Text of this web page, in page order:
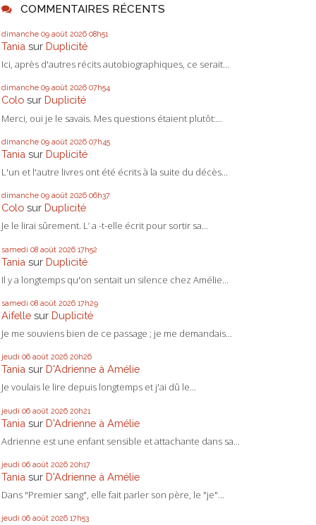
COMMENTAIRES RÉCENTS
dimanche 09 août 2026 08h51
Tania sur Duplicité
Ici, après d'autres récits autobiographiques, ce serait...
dimanche 09 août 2026 07h54
Colo sur Duplicité
Merci, oui je le savais. Mes questions étaient plutôt:...
dimanche 09 août 2026 07h45
Tania sur Duplicité
L'un et l'autre livres ont été écrits à la suite du décès...
dimanche 09 août 2026 06h37
Colo sur Duplicité
Je le lirai sûrement. L’ a -t-elle écrit pour sortir sa...
samedi 08 août 2026 17h52
Tania sur Duplicité
Il y a longtemps qu'on sentait un silence chez Amélie...
samedi 08 août 2026 17h29
Aifelle sur Duplicité
Je me souviens bien de ce passage ; je me demandais...
jeudi 06 août 2026 20h26
Tania sur D'Adrienne à Amélie
Je voulais le lire depuis longtemps et j'ai dû le...
jeudi 06 août 2026 20h21
Tania sur D'Adrienne à Amélie
Adrienne est une enfant sensible et attachante dans sa...
jeudi 06 août 2026 20h17
Tania sur D'Adrienne à Amélie
Dans "Premier sang", elle fait parler son père, le "je"...
jeudi 06 août 2026 17h53